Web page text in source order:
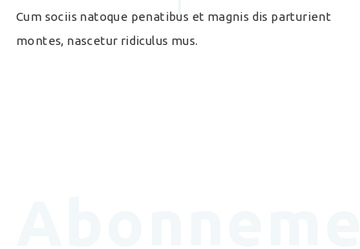
Cum sociis natoque penatibus et magnis dis parturient
montes, nascetur ridiculus mus.